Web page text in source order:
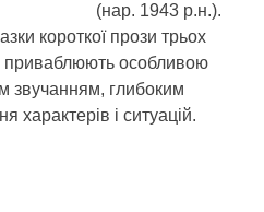
(нар. 1943 р.н.).
короткої прози трьох
приваблюють особливою
звучанням, глибоким
характерів і ситуацій.